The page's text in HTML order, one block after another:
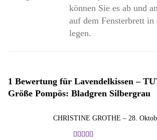
können Sie es ab und
auf dem Fensterbrett in
legen.
1 Bewertung für Lavendelkissen –
Größe Pompös: Bladgren Silbergrau
CHRISTINE GROTHE – 28.